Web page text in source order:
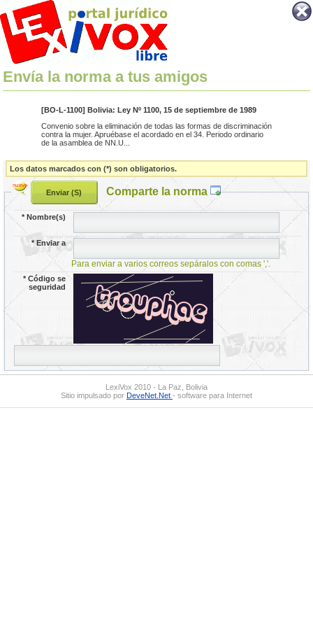
Envía la norma a tus amigos
[BO-L-1100] Bolivia: Ley Nº 1100, 15 de septiembre de 1989
Convenio sobre la eliminación de todas las formas de discriminación
contra la mujer. Apruébase el acordado en el 34. Periodo ordinario
de la asamblea de NN.U...
Los datos marcados con (*) son obligatorios.
Comparte la norma
*Nombre(s)
*Enviar a
Para enviar a varios correos sepáralos con comas ','.
*Código se
seguridad
LexiVox 2010 - La Paz, Bolivia
Sitio impulsado por DeveNet.Net - software para Internet